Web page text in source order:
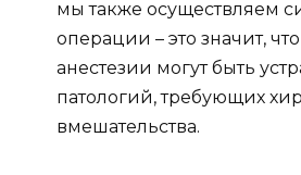
мы также осуществляем
операции – это значит,
анестезии могут быть
патологий, требующих
вмешательства.